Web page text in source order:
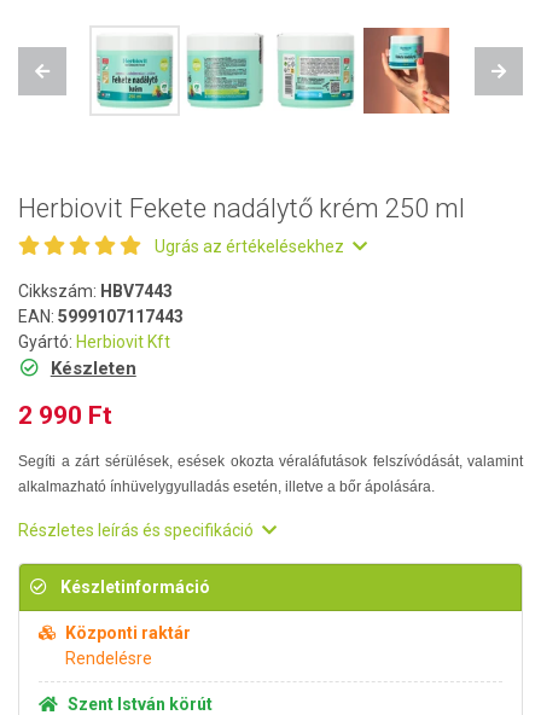
Previous Next
Herbiovit Fekete nadálytő krém 250 ml
Ugrás az értékelésekhez
Cikkszám: HBV7443
EAN: 5999107117443
Gyártó: Herbiovit Kft
Készleten
2 990 Ft
Segíti a zárt sérülések, esések okozta véraláfutások felszívódását, valamint
alkalmazható ínhüvelygyulladás esetén, illetve a bőr ápolására.
Részletes leírás és specifikáció
Készletinformáció
Központi raktár
Rendelésre
Szent István körút